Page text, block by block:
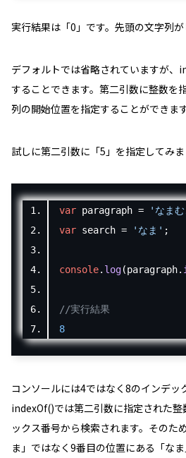
実行結果は「0 」です。先頭の文字列
デフォルトでは省略されていますが、
することできます。第二引数に整数を
列の開始位置を指定することができます
試しに第二引数に「5 」を指定してみま
var paragraph = 'なま
var search = 'なま' ;
console. log(paragraph.
//実行結果
8
コンソールには4ではなく8のインデッ
indexOf()では第二引数に指定された
ックス番号から検索されます。そのた
ま 」ではなく9番目の位置にある「なま